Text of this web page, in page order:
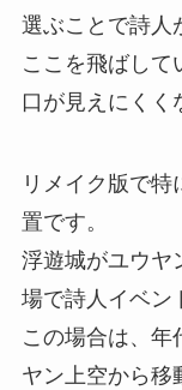
選ぶことで詩人
ここを飛ばして
口が見えにくく
リメイク版で
置です。
浮遊城がユウヤ
場で詩人イベン
この場合は、年
ヤン上空から移